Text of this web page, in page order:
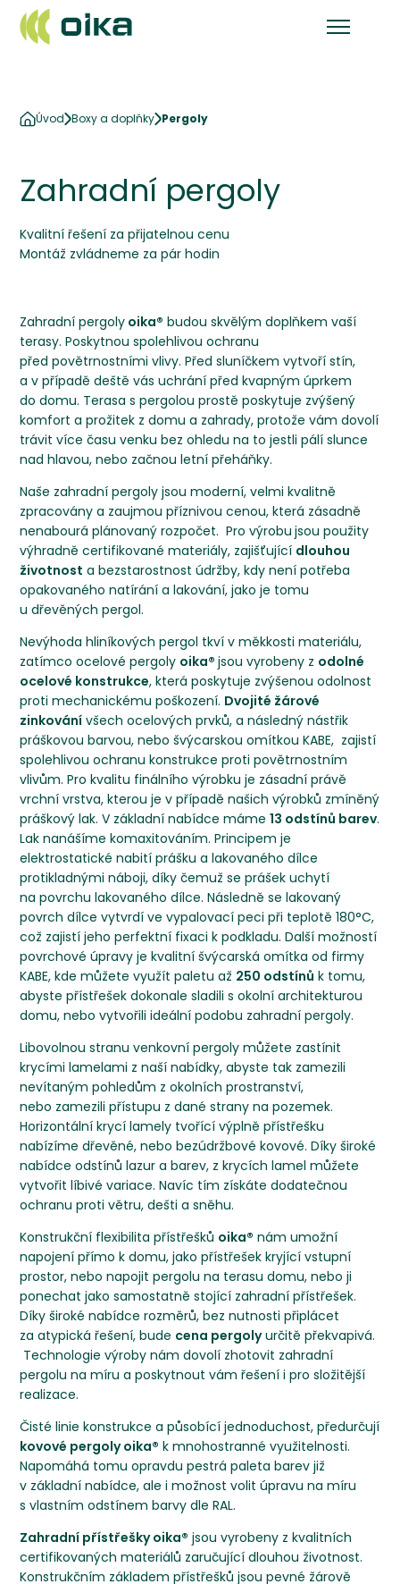
Úvod Boxy a doplňky Pergoly
Zahradní pergoly
Kvalitní řešení za přijatelnou cenu
Montáž zvládneme za pár hodin
Zahradní pergoly oika® budou skvělým doplňkem vaší
terasy. Poskytnou spolehlivou ochranu
před povětrnostními vlivy. Před sluníčkem vytvoří stín,
a v případě deště vás uchrání před kvapným úprkem
do domu. Terasa s pergolou prostě poskytuje zvýšený
komfort a prožitek z domu a zahrady, protože vám dovolí
trávit více času venku bez ohledu na to jestli pálí slunce
nad hlavou, nebo začnou letní přeháňky.
Naše zahradní pergoly jsou moderní, velmi kvalitně
zpracovány a zaujmou příznivou cenou, která zásadně
nenabourá plánovaný rozpočet. Pro výrobu jsou použity
výhradně certifikované materiály, zajišťující dlouhou
životnost a bezstarostnost údržby, kdy není potřeba
opakovaného natírání a lakování, jako je tomu
u dřevěných pergol.
Nevýhoda hliníkových pergol tkví v měkkosti materiálu,
zatímco ocelové pergoly oika®jsou vyrobeny z odolné
ocelové konstrukce, která poskytuje zvýšenou odolnost
proti mechanickému poškození. Dvojité žárové
zinkování všech ocelových prvků, a následný nástřik
práškovou barvou, nebo švýcarskou omítkou KABE, zajistí
spolehlivou ochranu konstrukce proti povětrnostním
vlivům. Pro kvalitu finálního výrobku je zásadní právě
vrchní vrstva, kterou je v případě našich výrobků zmíněný
práškový lak. V základní nabídce máme13 odstínů barev.
Lak nanášíme komaxitováním. Principem je
elektrostatické nabití prášku a lakovaného dílce
protikladnými náboji, díky čemuž se prášek uchytí
na povrchu lakovaného dílce. Následně se lakovaný
povrch dílce vytvrdí ve vypalovací peci při teplotě 180°C,
což zajistí jeho perfektní fixaci k podkladu. Další možností
povrchové úpravy je kvalitní švýcarská omítka od firmy
KABE, kde můžete využít paletu až 250 odstínů k tomu,
abyste přístřešek dokonale sladili s okolní architekturou
domu, nebo vytvořili ideální podobu zahradní pergoly.
Libovolnou stranu venkovní pergoly můžete zastínit
krycími lamelami z naší nabídky, abyste tak zamezili
nevítaným pohledům z okolních prostranství,
nebo zamezili přístupu z dané strany na pozemek.
Horizontální krycí lamely tvořící výplně přístřešku
nabízíme dřevěné, nebo bezúdržbové kovové. Díky široké
nabídce odstínů lazur a barev, z krycích lamel můžete
vytvořit líbivé variace. Navíc tím získáte dodatečnou
ochranu proti větru, dešti a sněhu.
Konstrukční flexibilita přístřešků oika® nám umožní
napojení přímo k domu, jako přístřešek kryjící vstupní
prostor, nebo napojit pergolu na terasu domu, nebo ji
ponechat jako samostatně stojící zahradní přístřešek.
Díky široké nabídce rozměrů, bez nutnosti připlácet
za atypická řešení, bude cena pergolyurčitě překvapivá.
Technologie výroby nám dovolí zhotovit zahradní
pergolu na míru a poskytnout vám řešení i pro složitější
realizace.
Čisté linie konstrukce a působící jednoduchost, předurčují
kovové pergoly oika® k mnohostranné využitelnosti.
Napomáhá tomu opravdu pestrá paleta barev již
v základní nabídce, ale i možnost volit úpravu na míru
s vlastním odstínem barvy dle RAL.
Zahradní přístřešky oika® jsou vyrobeny z kvalitních
certifikovaných materiálů zaručující dlouhou životnost.
Konstrukčním základem přístřešků jsou pevné žárově